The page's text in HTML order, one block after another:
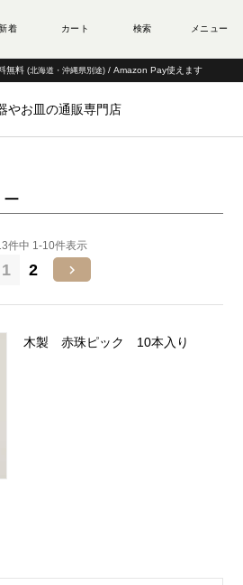
無料 (北海道・沖縄県別途) / Amazon Pay使えます
やお皿の通販専門店
件中 1-10件表示
1 2
木製 赤珠ピック 10本入り